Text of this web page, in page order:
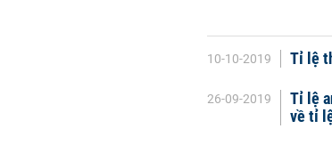
10-10-2019 Tỉ lệ
26-09-2019
Tỉ lệ
về tỉ